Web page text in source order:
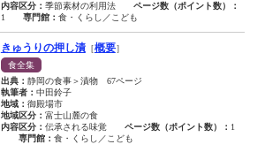
内容区分： 季節素材の利用法
ページ数（ポイント数）：
1
専門館： 食・くらし／こども
きゅうりの押し漬［概要］
食全集
出典： 静岡の食事＞漬物 67ページ
執筆者： 中田鈴子
地域： 御殿場市
地域区分： 富士山麓の食
内容区分： 伝承される味覚 ページ数（ポイント数）： 1
専門館： 食・くらし／こども